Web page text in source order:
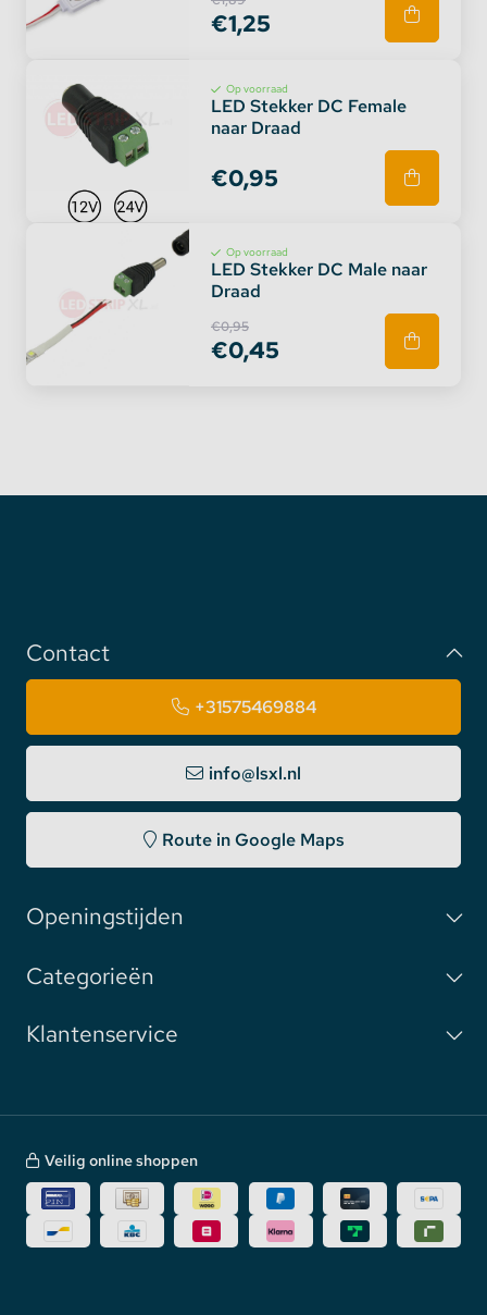
€1,25
Op voorraad
LED Stekker DC Female
naar Draad
€0,95
Op voorraad
LED Stekker DC Male naar
Draad
€0,95
€0,45
Contact
+31575469884
info@lsxl.nl
Route in Google Maps
Openingstijden
Categorieën
Klantenservice
Veilig online shoppen